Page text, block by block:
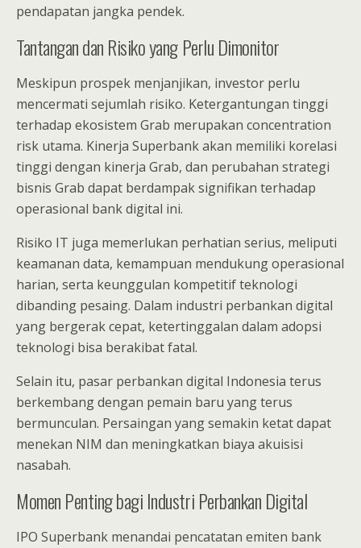
pendapatan jangka pendek.
Tantangan dan Risiko yang Perlu Dimonitor
Meskipun prospek menjanjikan, investor perlu
mencermati sejumlah risiko. Ketergantungan tinggi
terhadap ekosistem Grab merupakan concentration
risk utama. Kinerja Superbank akan memiliki korelasi
tinggi dengan kinerja Grab, dan perubahan strategi
bisnis Grab dapat berdampak signifikan terhadap
operasional bank digital ini.
Risiko IT juga memerlukan perhatian serius, meliputi
keamanan data, kemampuan mendukung operasional
harian, serta keunggulan kompetitif teknologi
dibanding pesaing. Dalam industri perbankan digital
yang bergerak cepat, ketertinggalan dalam adopsi
teknologi bisa berakibat fatal.
Selain itu, pasar perbankan digital Indonesia terus
berkembang dengan pemain baru yang terus
bermunculan. Persaingan yang semakin ketat dapat
menekan NIM dan meningkatkan biaya akuisisi
nasabah.
Momen Penting bagi Industri Perbankan Digital
IPO Superbank menandai pencatatan emiten bank